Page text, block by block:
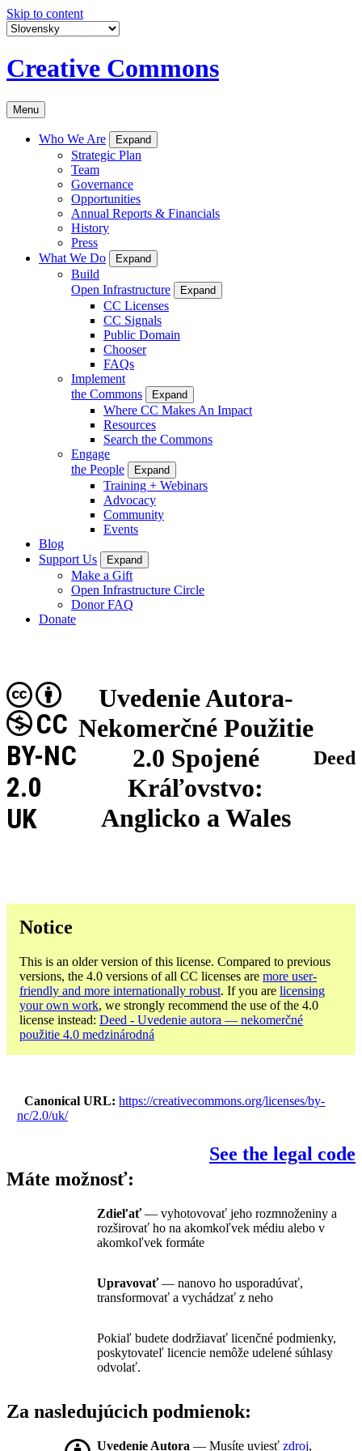
Skip to content
Creative Commons
Menu
Who We Are Expand
Strategic Plan
Team
Governance
Opportunities
Annual Reports & Financials
History
Press
What We Do
Expand
Build
Open Infrastructure
Expand
CC Licenses
CC Signals
Public Domain
Chooser
FAQs
Implement
the Commons
Expand
Where CC Makes An Impact
Resources
Search the Commons
Engage
the People
Expand
Training + Webinars
Advocacy
Community
Events
Blog
Support Us
Expand
Make a Gift
Open Infrastructure Circle
Donor FAQ
Donate
Uvedenie Autora-
Nekomerčné Použitie
2.0 Spojené
Kráľovstvo:
Anglicko a Wales
CC
BY-NC
2.0
UK
Deed
Notice
This is an older version of this license. Compared to previous
versions, the 4.0 versions of all CC licenses are more user-
friendly and more internationally robust. If you are licensing
your own work, we strongly recommend the use of the 4.0
license instead: Deed - Uvedenie autora — nekomerčné
použitie 4.0 medzinárodná
Canonical URL
https://creativecommons.org/licenses/by-
nc/2.0/uk/
See the legal code
Máte možnosť:
Zdieľať— vyhotovovať jeho rozmnoženiny a
rozširovať ho na akomkoľvek médiu alebo v
akomkoľvek formáte
Upravovať— nanovo ho usporadúvať,
transformovať a vychádzať z neho
Pokiaľ budete dodržiavať licenčné podmienky,
poskytovateľ licencie nemôže udelené súhlasy
odvolať.
Za nasledujúcich podmienok:
Uvedenie Autora — Musíte uviesť zdroj,